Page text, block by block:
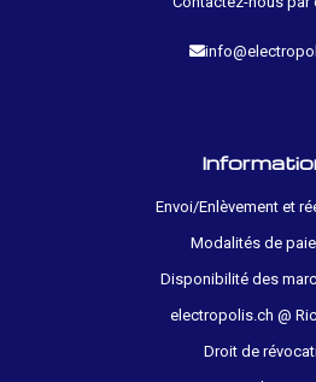
Envoi/Enlèvement et
Modalités de
Disponibilité des
electropolis.ch @
Droit de